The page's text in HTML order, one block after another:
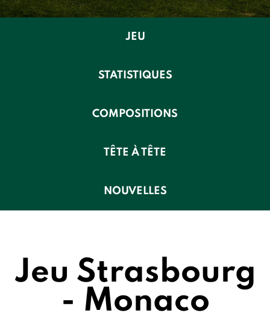
JEU
STATISTIQUES
COMPOSITIONS
TÊTE À TÊTE
NOUVELLES
Jeu Strasbourg
- Monaco